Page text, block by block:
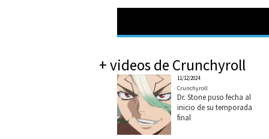
+ videos de Crunchyroll
11/12/2024
Crunchyroll
Dr. Stone puso fecha al
inicio de su temporada
final